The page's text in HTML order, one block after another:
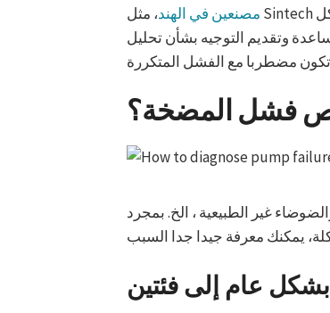
مصنعين في الهند، مثل Sintech تقديم دعم واسع بعد البيع للعملاء لمساعدتهم على استكشاف أي مشاكل
وتقديم التوجيه بشأن تحليل
فشل المضخة؟
غير الطبيعية ، الخ. بمجرد